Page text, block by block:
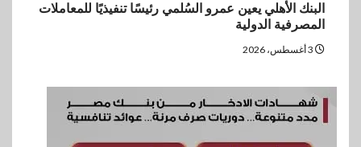
البنك الأهلي يعين عمرو السُلمي رئيسًا تنفيذيًا للمعاملات
المصرفية الدولية